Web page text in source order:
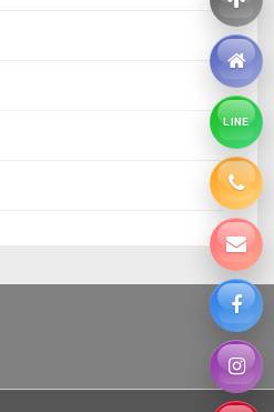
LINE